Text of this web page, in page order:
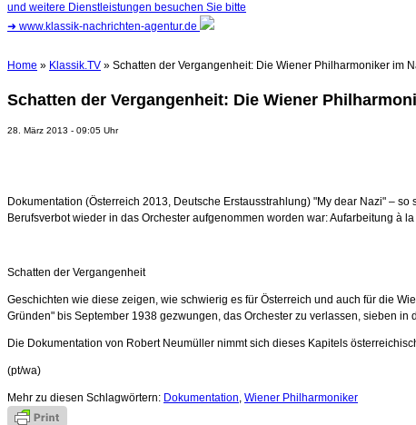
und weitere Dienstleistungen besuchen Sie bitte
➜ www.klassik-nachrichten-agentur.de
Home » Klassik.TV » Schatten der Vergangenheit: Die Wiener Philharmoniker im
Schatten der Vergangenheit: Die Wiener
28. März 2013 - 09:05 Uhr
Dokumentation (Österreich 2013, Deutsche Erstausstrahlung) "My dear Nazi" –
Berufsverbot wieder in das Orchester aufgenommen worden war: Aufarbeitung à
Schatten der Vergangenheit
Geschichten wie diese zeigen, wie schwierig es für Österreich und auch für die
Gründen" bis September 1938 gezwungen, das Orchester zu verlassen, sieben in
Die Dokumentation von Robert Neumüller nimmt sich dieses Kapitels
(pt/wa)
Mehr zu diesen Schlagwörtern: Dokumentation, Wiener Philharmoniker